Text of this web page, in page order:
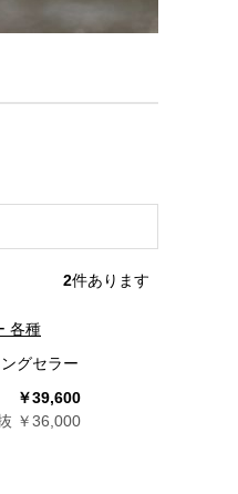
2件あります
各種
グセラー
￥39,600
￥36,000